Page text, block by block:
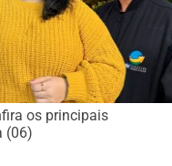
os principais
(06)